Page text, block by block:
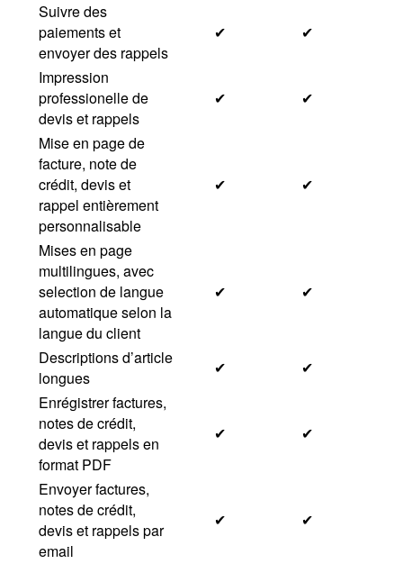
Suivre des
paiements et
envoyer des rappels
✔ ✔
Impression
professionelle de
devis et rappels
✔ ✔
Mise en page de
facture, note de
crédit, devis et
rappel entièrement
personnalisable
✔ ✔
Mises en page
multilingues, avec
selection de langue
automatique selon la
langue du client
✔ ✔
Descriptions d’article
longues
✔
✔
Enrégistrer factures,
notes de crédit,
devis et rappels en
format PDF
✔ ✔
Envoyer factures,
notes de crédit,
devis et rappels par
email
✔ ✔